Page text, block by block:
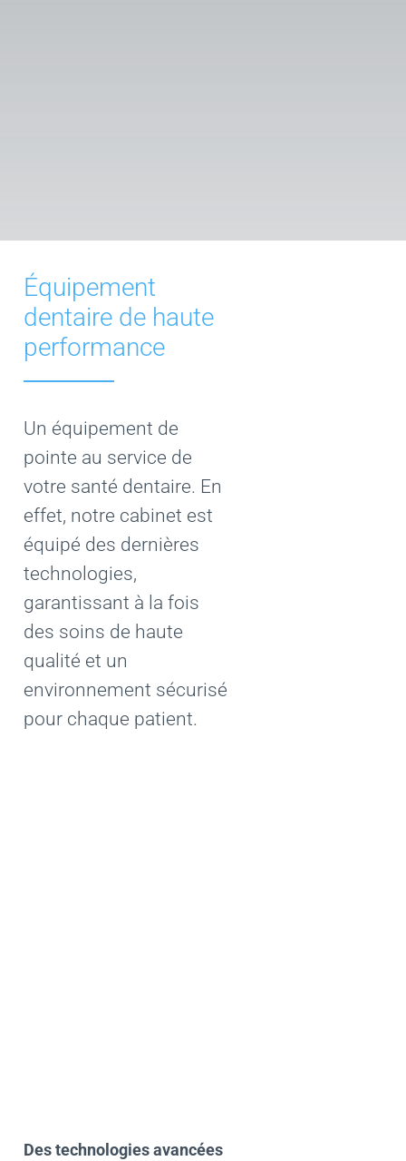
Urgence Dentaire
Équipement
dentaire de haute
performance
Un équipement de
pointe au service de
votre santé dentaire. En
effet, notre cabinet est
équipé des dernières
technologies,
garantissant à la fois
des soins de haute
qualité et un
environnement sécurisé
pour chaque patient.
Des technologies avancées